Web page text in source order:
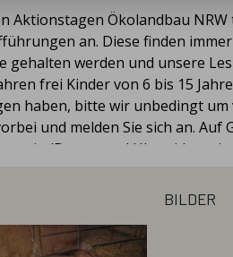
Aktionstagen Ökolandbau
an. Diese finden
gehalten werden und unsere
frei Kinder von 6 bis 15
haben, bitte wir unbedingt
und melden Sie sich an.
(Datum und Uhrzeit)
bilder